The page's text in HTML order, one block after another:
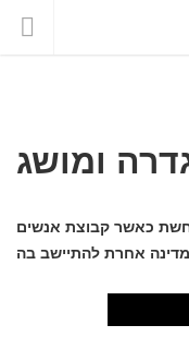
ומושג
כאשר קבוצת אנשים